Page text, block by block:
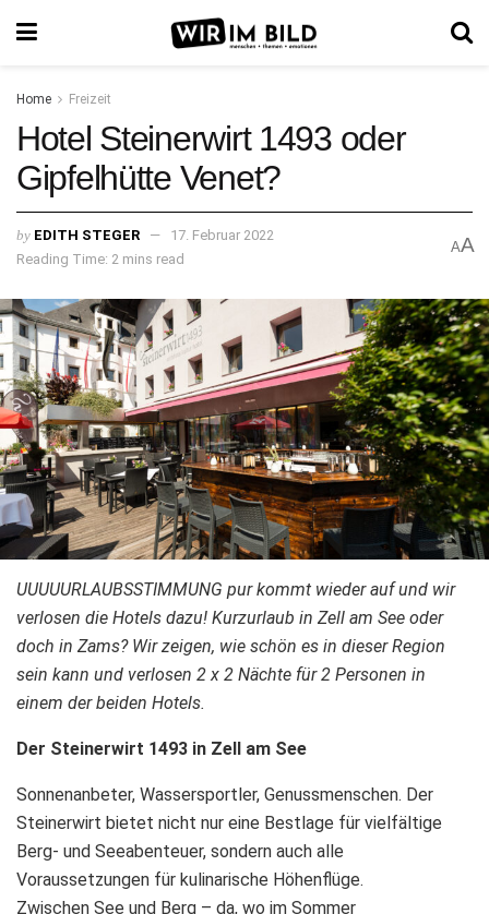
Home Freizeit
Hotel Steinerwirt 1493 oder
Gipfelhütte Venet?
by EDITH STEGER
17. Februar 2022
Reading Time: 2 mins read
AA
UUUUURLAUBSSTIMMUNG pur kommt wieder auf und wir
verlosen die Hotels dazu! Kurzurlaub in Zell am See oder
doch in Zams? Wir zeigen, wie schön es in dieser Region
sein kann und verlosen 2 x 2 Nächte für 2 Personen in
einem der beiden Hotels.
Der Steinerwirt 1493 in Zell am See
Sonnenanbeter, Wassersportler, Genussmenschen. Der
Steinerwirt bietet nicht nur eine Bestlage für vielfältige
Berg- und Seeabenteuer, sondern auch alle
Voraussetzungen für kulinarische Höhenflüge.
Zwischen See und Berg – da, wo im Sommer